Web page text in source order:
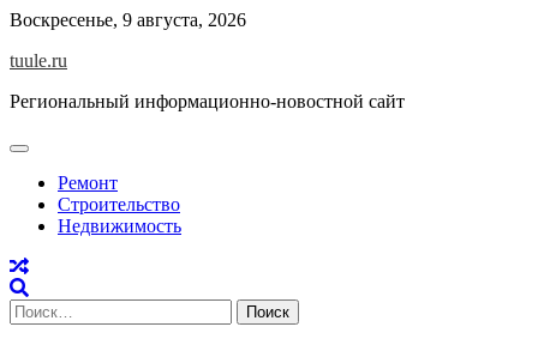
Skip
content
Воскресенье, 9 августа, 2026
tuule.ru
Региональный информационно-новостной сайт
Ремонт
Строительство
Недвижимость
Найти: